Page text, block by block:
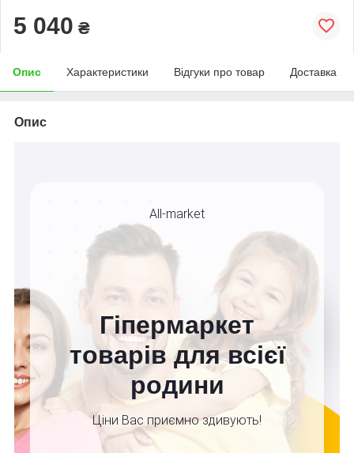
5 040 ₴
Опис Характеристики Відгуки про товар Доставка
Опис
All-market
Гіпермаркет
товарів для всієї
родини
Ціни Вас приємно здивують!